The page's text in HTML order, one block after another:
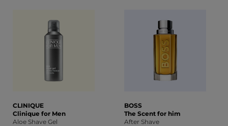
CLINIQUE
Clinique for Men
Aloe Shave Gel
BOSS
The Scent for him
After Shave